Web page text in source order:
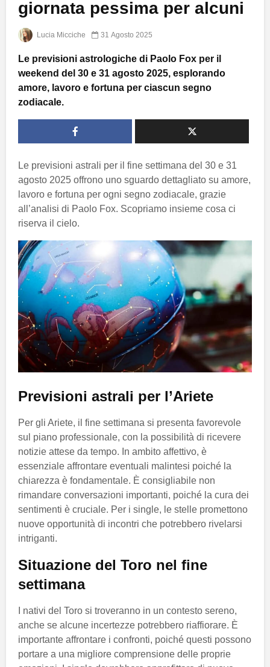
giornata pessima per alcuni
Lucia Micciche 31 Agosto 2025
Le previsioni astrologiche di Paolo Fox per il
weekend del 30 e 31 agosto 2025, esplorando
amore, lavoro e fortuna per ciascun segno
zodiacale.
Le previsioni astrali per il fine settimana del 30 e 31
agosto 2025 offrono uno sguardo dettagliato su amore,
lavoro e fortuna per ogni segno zodiacale, grazie
all’analisi di Paolo Fox. Scopriamo insieme cosa ci
riserva il cielo.
Previsioni astrali per l’Ariete
Per gli Ariete, il fine settimana si presenta favorevole
sul piano professionale, con la possibilità di ricevere
notizie attese da tempo. In ambito affettivo, è
essenziale affrontare eventuali malintesi poiché la
chiarezza è fondamentale. È consigliabile non
rimandare conversazioni importanti, poiché la cura dei
sentimenti è cruciale. Per i single, le stelle promettono
nuove opportunità di incontri che potrebbero rivelarsi
intriganti.
Situazione del Toro nel fine
settimana
I nativi del Toro si troveranno in un contesto sereno,
anche se alcune incertezze potrebbero riaffiorare. È
importante affrontare i confronti, poiché questi possono
portare a una migliore comprensione delle proprie